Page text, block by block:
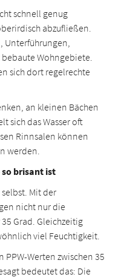
schnell genug
abzufließen.
Unterführungen,
Wohngebiete.
sich dort regelrechte
an kleinen Bächen
sich das Wasser oft
Rinnsalen können
werden.
brisant ist
Mit der
nicht nur die
Grad. Gleichzeitig
viel Feuchtigkeit.
Werten zwischen 35
bedeutet das: Die